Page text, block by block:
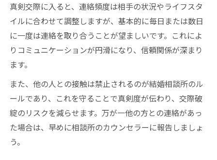
真剣交際に入ると、連絡頻度は相手の状況やライフスタ
イルに合わせて調整しますが、基本的に毎日または数日
に一度は連絡を取り合うことが望ましいです。これによ
りコミュニケーションが円滑になり、信頼関係が深まり
ます。
また、他の人との接触は禁止されるのが結婚相談所のル
ールであり、これを守ることで真剣度が伝わり、交際破
綻のリスクを減らせます。万が一他の方との連絡があっ
た場合は、早めに相談所のカウンセラーに報告しましょ
う。